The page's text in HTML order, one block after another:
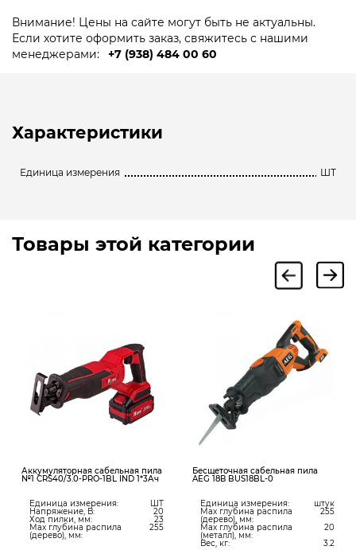
Внимание! Цены на сайте могут быть не актуальны.
Если хотите оформить заказ, свяжитесь с нашими
менеджерами:
+7 (938) 484 00 60
Характеристики
Единица измерения ШТ
Товары этой категории
Аккумуляторная сабельная пила
№1 CRS40/3.0-PRO-1BL IND 1*3Ач
Единица измерения: ШТ
Напряжение, В: 20
Ход пилки, мм: 23
Max глубина распила
(дерево), мм:
255
Бесщеточная сабельная пила
AEG 18В BUS18BL-0
Единица измерения: штук
Max глубина распила
(дерево), мм:
255
Max глубина распила
(металл), мм:
20
Вес, кг:
3.2